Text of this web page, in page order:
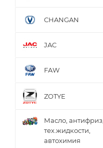
CHANGAN
JAC
FAW
ZOTYE
Масло, антифриз,
тех.жидкости,
автохимия